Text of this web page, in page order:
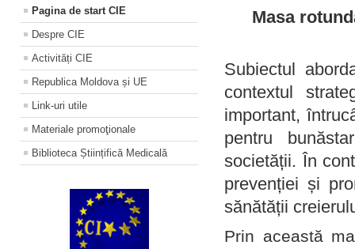
Pagina de start CIE
Despre CIE
Activități CIE
Republica Moldova și UE
Link-uri utile
Materiale promoţionale
Biblioteca Științifică Medicală
Masa
Subiectul
contextul
important,
pentru
societății. În
prevenției și
sănătății
Prin această